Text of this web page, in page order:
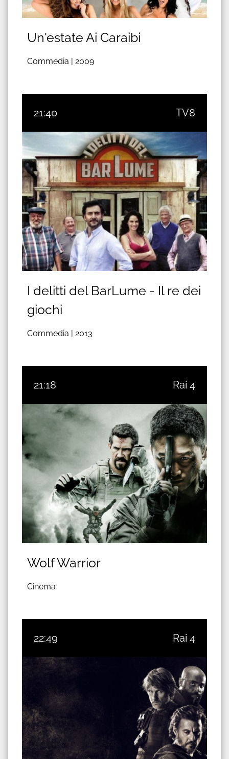
Un'estate Ai Caraibi
Commedia | 2009
21:40 TV8
I delitti del BarLume - Il re dei
giochi
Commedia | 2013
21:18 Rai 4
Wolf Warrior
Cinema
22:49 Rai 4